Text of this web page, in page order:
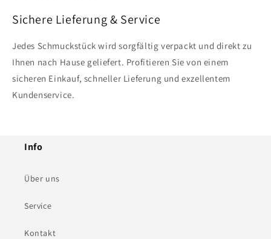
Sichere Lieferung & Service
Jedes Schmuckstück wird sorgfältig verpackt und direkt zu
Ihnen nach Hause geliefert. Profitieren Sie von einem
sicheren Einkauf, schneller Lieferung und exzellentem
Kundenservice.
Info
Über uns
Service
Kontakt